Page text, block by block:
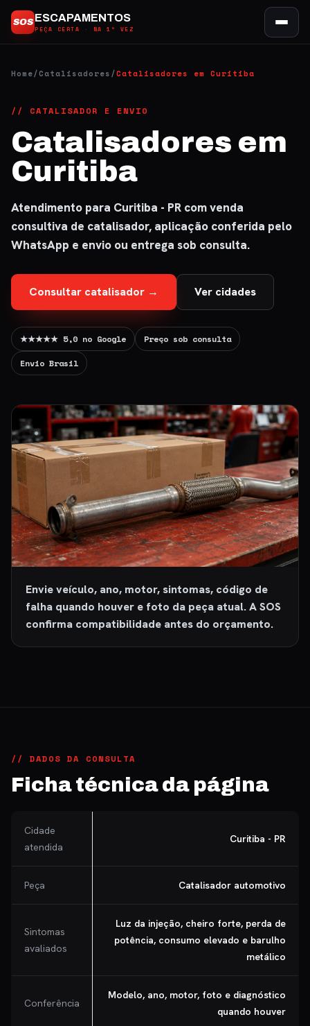
paraSOS ESCAPAMENTOS
PEÇA CERTA · NA 1ª VEZ
Home/Catalisadores/Catalisadores em Curitiba
// CATALISADOR E ENVIO
Catalisadores em
Curitiba
Atendimento para Curitiba - PR com venda
consultiva de catalisador, aplicação conferida pelo
WhatsApp e envio ou entrega sob consulta.
Consultar catalisador → Ver cidades
★★★★★ 5,0 no Google Preço sob consulta
Envio Brasil
Envie veículo, ano, motor, sintomas, código de
falha quando houver e foto da peça atual. A SOS
confirma compatibilidade antes do orçamento.
// DADOS DA CONSULTA
Ficha técnica da página
Cidade
atendida
Curitiba - PR
Peça Catalisador automotivo
Sintomas
avaliados
Luz da injeção, cheiro forte, perda de
potência, consumo elevado e barulho
metálico
Conferência
Modelo, ano, motor, foto e diagnóstico
quando houver